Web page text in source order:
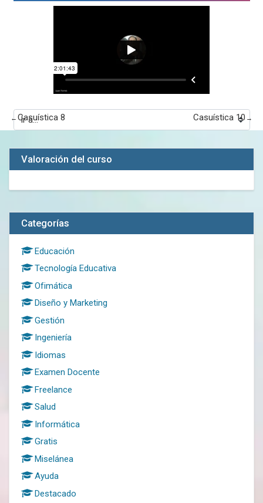
Casuística 9
← Casuística 8 Casuística 10 →
Valoración del curso
Salta Categorías
Categorías
Educación
Tecnología Educativa
Ofimática
Diseño y Marketing
Gestión
Ingeniería
Idiomas
Examen Docente
Freelance
Salud
Informática
Gratis
Miselánea
Ayuda
Destacado